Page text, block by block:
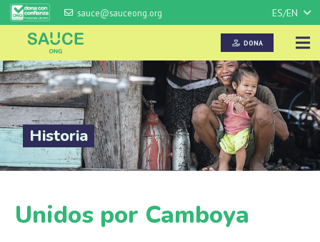
sauce@sauceong.org ES/EN
DONA
Historia
Unidos por Camboya